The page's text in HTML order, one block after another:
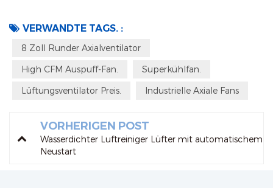
VERWANDTE TAGS. :
8 Zoll Runder Axialventilator
High CFM Auspuff-Fan. Superkühlfan.
Lüftungsventilator Preis. Industrielle Axiale Fans
VORHERIGEN POST
Wasserdichter Luftreiniger Lüfter mit automatischem
Neustart